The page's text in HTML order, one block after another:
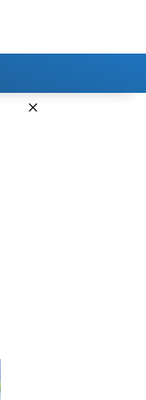
×